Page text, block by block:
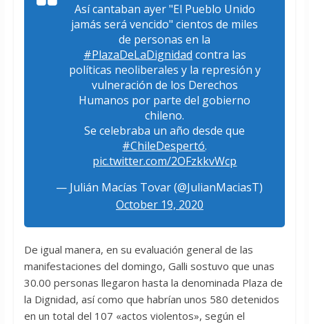
Así cantaban ayer "El Pueblo Unido
jamás será vencido" cientos de miles
de personas en la
#PlazaDeLaDignidad contra las
políticas neoliberales y la represión y
vulneración de los Derechos
Humanos por parte del gobierno
chileno.
Se celebraba un año desde que
#ChileDespertó.
pic.twitter.com/2OFzkkvWcp
— Julián Macías Tovar (@JulianMaciasT)
October 19, 2020
De igual manera, en su evaluación general de las
manifestaciones del domingo, Galli sostuvo que unas
30.00 personas llegaron hasta la denominada Plaza de
la Dignidad, así como que habrían unos 580 detenidos
en un total del 107 «actos violentos», según el